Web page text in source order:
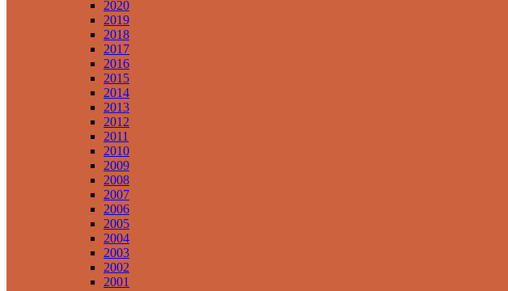
2020
2019
2018
2017
2016
2015
2014
2013
2012
2011
2010
2009
2008
2007
2006
2005
2004
2003
2002
2001